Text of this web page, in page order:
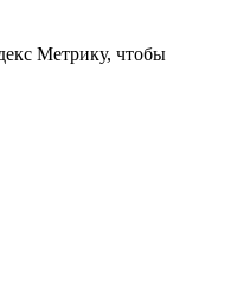
Метрику, чтобы